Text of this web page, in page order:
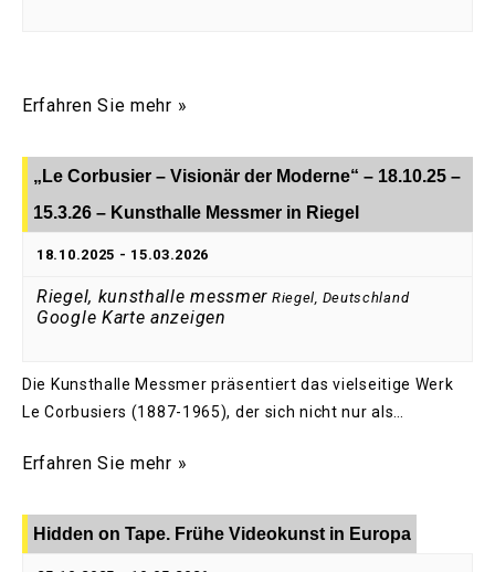
Erfahren Sie mehr »
„Le Corbusier – Visionär der Moderne“ – 18.10.25 –
15.3.26 – Kunsthalle Messmer in Riegel
18.10.2025 - 15.03.2026
Riegel, kunsthalle messmer Riegel, Deutschland
Google Karte anzeigen
Die Kunsthalle Messmer präsentiert das vielseitige Werk
Le Corbusiers (1887-1965), der sich nicht nur als…
Erfahren Sie mehr »
Hidden on Tape. Frühe Videokunst in Europa